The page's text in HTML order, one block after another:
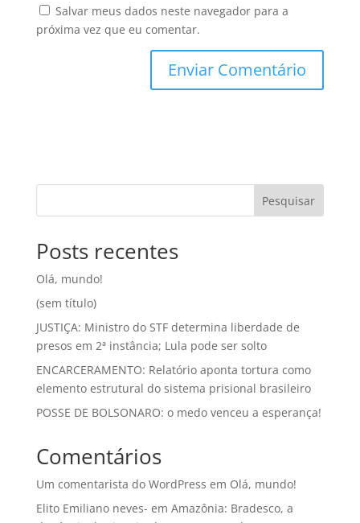
Salvar meus dados neste navegador para a
próxima vez que eu comentar.
Pesquisar
Posts recentes
Olá, mundo!
(sem título)
JUSTIÇA: Ministro do STF determina liberdade de
presos em 2ª instância; Lula pode ser solto
ENCARCERAMENTO: Relatório aponta tortura como
elemento estrutural do sistema prisional brasileiro
POSSE DE BOLSONARO: o medo venceu a esperança!
Comentários
Um comentarista do WordPress em Olá, mundo!
Elito Emiliano neves- em Amazônia: Bradesco, a